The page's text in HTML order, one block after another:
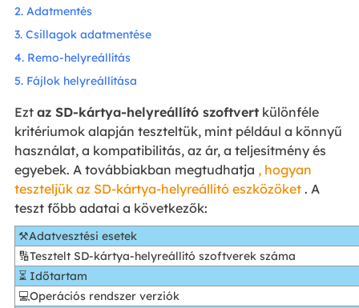
2. Adatmentés
3. Csillagok adatmentése
4. Remo-helyreállítás
5. Fájlok helyreállítása
Ezt az SD-kártya-helyreállító szoftvertkülönféle
kritériumok alapján teszteltük, mint például a könnyű
használat, a kompatibilitás, az ár, a teljesítmény és
egyebek. A továbbiakban megtudhatja , hogyan
teszteljük az SD-kártya-helyreállító eszközöket. A
teszt főbb adatai a következők:
⚒Adatvesztési esetek
🔢Tesztelt SD-kártya-helyreállító szoftverek száma
⏳ Időtartam
💻Operációs rendszer verziók